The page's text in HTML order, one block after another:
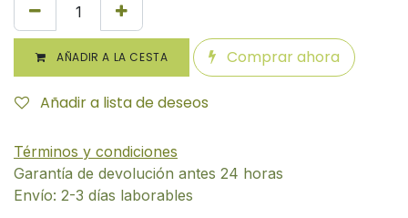
AÑADIR A LA CESTA Comprar ahora
Añadir a lista de deseos
Términos y condiciones
Garantía de devolución antes 24 horas
Envío: 2-3 días laborables